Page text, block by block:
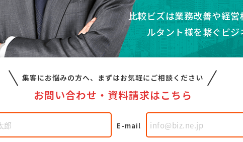
比較ビズは業務改善や経
ルタント様を繋ぐビ
集客にお悩みの方へ、 まずはお気軽にご相談ください
お問い合わせ・ 資料請求はこちら
E-mail